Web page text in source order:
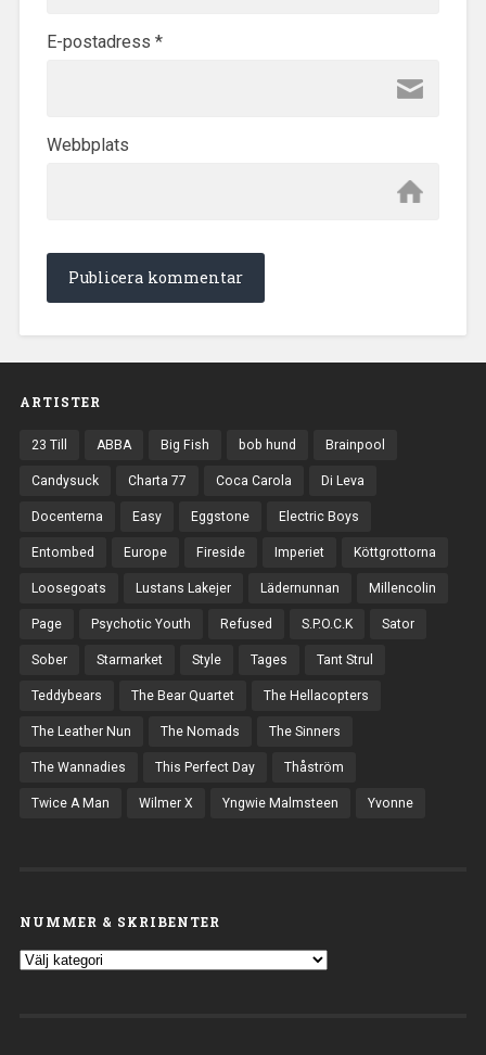
E-postadress *
Webbplats
ARTISTER
23 Till ABBA Big Fish bob hund Brainpool
Candysuck Charta 77 Coca Carola Di Leva
Docenterna Easy Eggstone Electric Boys
Entombed Europe Fireside Imperiet Köttgrottorna
Loosegoats Lustans Lakejer Lädernunnan Millencolin
Page Psychotic Youth Refused S.P.O.C.K Sator
Sober Starmarket Style Tages Tant Strul
Teddybears The Bear Quartet The Hellacopters
The Leather Nun The Nomads The Sinners
The Wannadies This Perfect Day Thåström
Twice A Man Wilmer X Yngwie Malmsteen Yvonne
NUMMER & SKRIBENTER